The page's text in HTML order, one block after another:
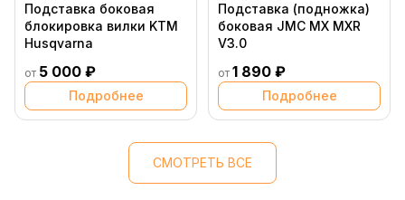
Подставка боковая
блокировка вилки KTM
Husqvarna
от 5 000 ₽
Подробнее
Подставка (подножка)
боковая JMC MX MXR
V3.0
от 1 890 ₽
Подробнее
СМОТРЕТЬ ВСЕ